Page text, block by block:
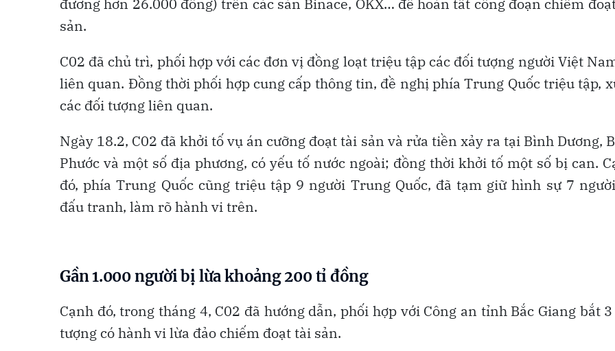
sản.
C02 đã chủ trì, phối hợp với các đơn vị đồng loạt triệu tập các đối tượng người Việt
liên quan. Đồng thời phối hợp cung cấp thông tin, đề nghị phía Trung Quốc triệu tập,
các đối tượng liên quan.
Ngày 18.2, C02 đã khởi tố vụ án cưỡng đoạt tài sản và rửa tiền xảy ra tại Bình Dương,
Phước và một số địa phương, có yếu tố nước ngoài; đồng thời khởi tố một số bị can.
đó, phía Trung Quốc cũng triệu tập 9 người Trung Quốc, đã tạm giữ hình sự 7
đấu tranh, làm rõ hành vi trên.
Gần 1.000 người bị lừa khoảng 200 tỉ đồng
Cạnh đó, trong tháng 4, C02 đã hướng dẫn, phối hợp với Công an tỉnh Bắc Giang bắt
tượng có hành vi lừa đảo chiếm đoạt tài sản.